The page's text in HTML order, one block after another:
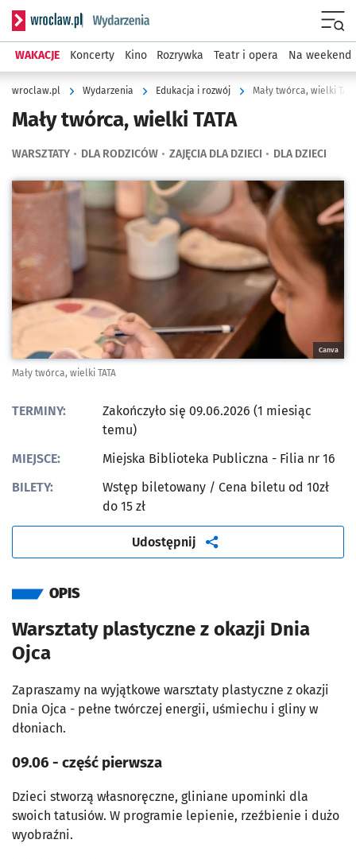
Serwis informacyjny wroclaw.pl podserwis: Wydarzenia
WAKACJE Koncerty Kino Rozrywka Teatr i opera Na weekend
wroclaw.pl Wydarzenia Edukacja i rozwój Mały twórca, wielki TATA
Mały twórca, wielki TATA
WARSZTATY DLA RODZICÓW ZAJĘCIA DLA DZIECI DLA DZIECI
Kliknij, aby powiększyć
Canva
Mały twórca, wielki TATA
TERMINY:
Zakończyło się 09.06.2026 (1 miesiąc
temu)
MIEJSCE:
Miejska Biblioteka Publiczna - Filia nr 16
BILETY:
Wstęp biletowany / Cena biletu od 10zł
do 15 zł
Udostępnij artykuł
OPIS
Warsztaty plastyczne z okazji Dnia
Ojca
Zapraszamy na wyjątkowe warsztaty plastyczne z okazji
Dnia Ojca - pełne twórczej energii, uśmiechu i gliny w
dłoniach.
09.06 - część pierwsza
Dzieci stworzą własnoręczne, gliniane upominki dla
swoich tatusiów. W programie lepienie, rzeźbienie i dużo
wyobraźni.